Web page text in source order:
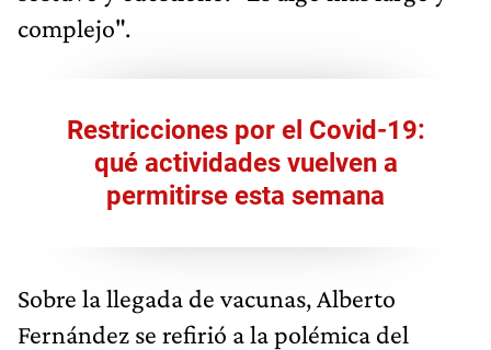
complejo".
Restricciones por el Covid-19:
qué actividades vuelven a
permitirse esta semana
Sobre la llegada de vacunas, Alberto
Fernández se refirió a la polémica del